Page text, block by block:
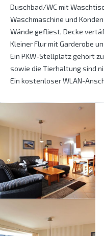
Duschbad/WC mit
Waschmaschine und
Wände gefliest, Decke
Kleiner Flur mit Garderobe
Ein PKW-Stellplatz gehört
sowie die Tierhaltung sind
Ein kostenloser WLAN-